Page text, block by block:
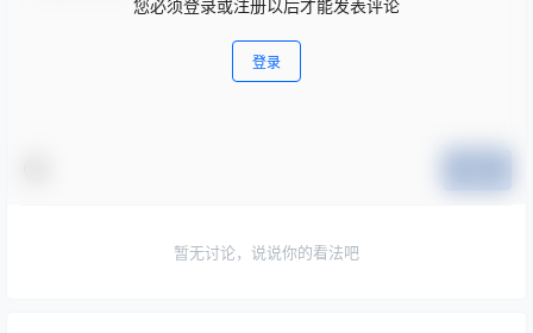
您必须登录或注册以后才能发表评论
登录
暂无讨论，说说你的看法吧